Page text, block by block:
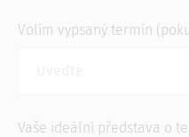
Volím vypsaný termín
Vaše ideální představa o